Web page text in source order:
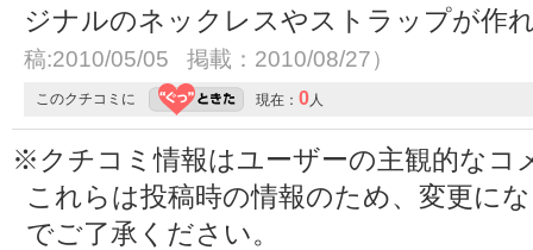
ジナルのネックレスやストラップが作
稿:2010/05/05 掲載：2010/08/27）
このクチコミに 現在： 0人
※クチコミ情報はユーザーの主観的なコ
これらは投稿時の情報のため、変更に
でご了承ください。